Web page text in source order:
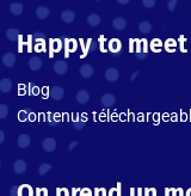
Happy to
Blog
Contenus